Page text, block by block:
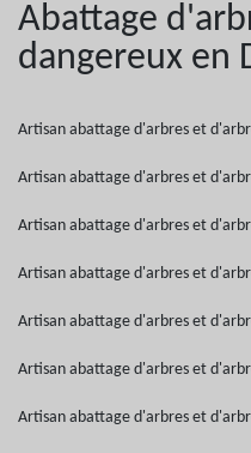
Abattage
dangereux en
Artisan abattage d'arbres et
Artisan abattage d'arbres et
Artisan abattage d'arbres et
Artisan abattage d'arbres et
Artisan abattage d'arbres et
Artisan abattage d'arbres et
Artisan abattage d'arbres et